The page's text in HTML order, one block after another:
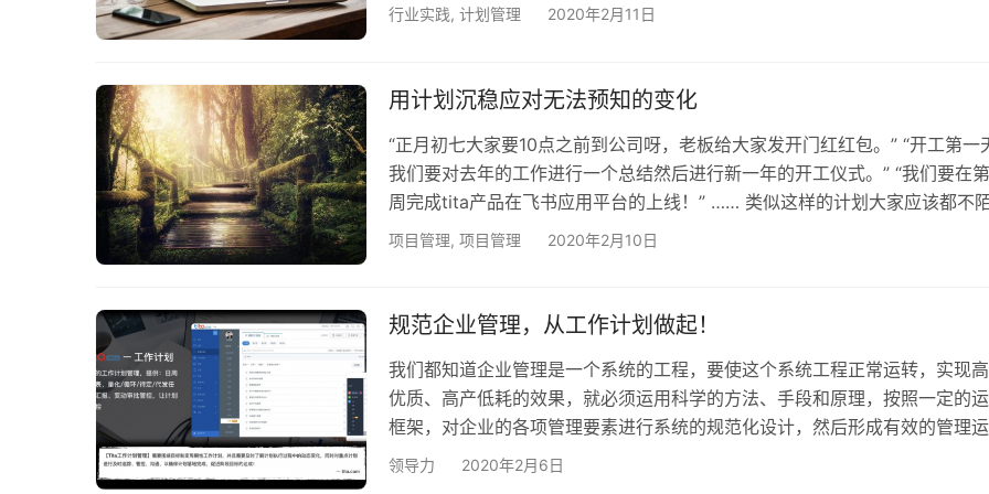
样。 然而现在的你只能对着电脑，对着手机来安排工作，只能发出询问消息后
一件耗时又耗力的事情。 但并不是所有的管理者都在远程办公的模式下劳累不
行业实践, 计划管理 2020年2月11日
用计划沉稳应对无法预知的变化
“正月初七大家要10点之前到公司呀，老板给大家发开门红红包。” “开工第一
我们要对去年的工作进行一个总结然后进行新一年的开工仪式。” “我们要在
周完成tita产品在飞书应用平台的上线！” …… 类似这样的计划大家应该都不
生，猪年回家过年前每个公司每个团队都有类似如此的规划，然而鼠年第一周
为所带来的的阻碍，才能更有把握的抓住变化背后隐藏的机遇。如…
项目管理, 项目管理 2020年2月10日
规范企业管理，从工作计划做起！
我们都知道企业管理是一个系统的工程，要使这个系统工程正常运转，实现
优质、高产低耗的效果，就必须运用科学的方法、手段和原理，按照一定的
框架，对企业的各项管理要素进行系统的规范化设计，然后形成有效的管理运
机制，即实现企业的规范化管理。 从我们最基本的业务单元,工作计划来说。
领导力 2020年2月6日